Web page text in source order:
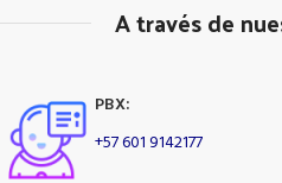
A través de
PBX:
+57 601 9142177